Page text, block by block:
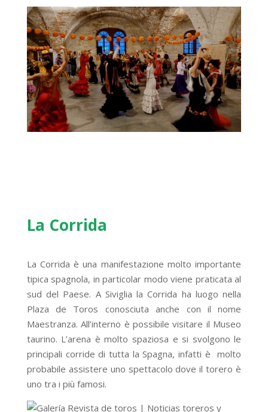
La Corrida
La Corrida è una manifestazione molto importante
tipica spagnola, in particolar modo viene praticata al
sud del Paese. A Siviglia la Corrida ha luogo nella
Plaza de Toros conosciuta anche con il nome
Maestranza. All’interno è possibile visitare il Museo
taurino. L’arena è molto spaziosa e si svolgono le
principali corride di tutta la Spagna, infatti è molto
probabile assistere uno spettacolo dove il torero è
uno tra i più famosi.